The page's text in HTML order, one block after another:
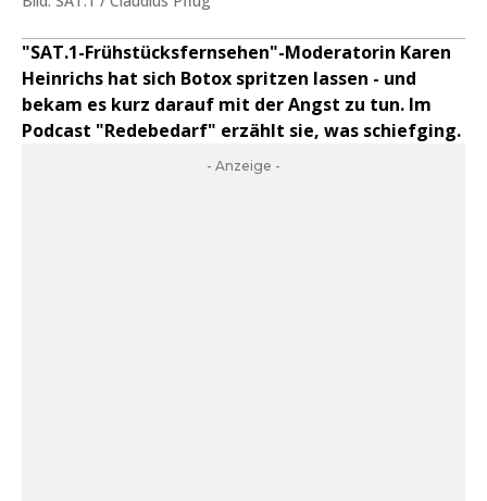
"SAT.1-Frühstücksfernsehen"-Moderatorin Karen
Heinrichs hat sich Botox spritzen lassen - und
bekam es kurz darauf mit der Angst zu tun. Im
Podcast "Redebedarf" erzählt sie, was schiefging.
- Anzeige -